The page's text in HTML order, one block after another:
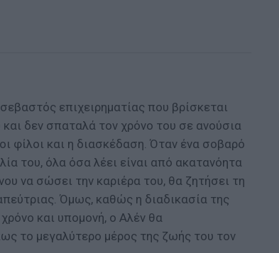
επιχειρηματίας που βρίσκεται
δεν σπαταλά τον χρόνο του σε ανούσια
φίλοι και η διασκέδαση. Όταν ένα σοβαρό
του, όλα όσα λέει είναι από ακατανόητα
να σώσει την καριέρα του, θα ζητήσει τη
Όμως, καθώς η διαδικασία της
και υπομονή, ο Αλέν θα
το μεγαλύτερο μέρος της ζωής του τον